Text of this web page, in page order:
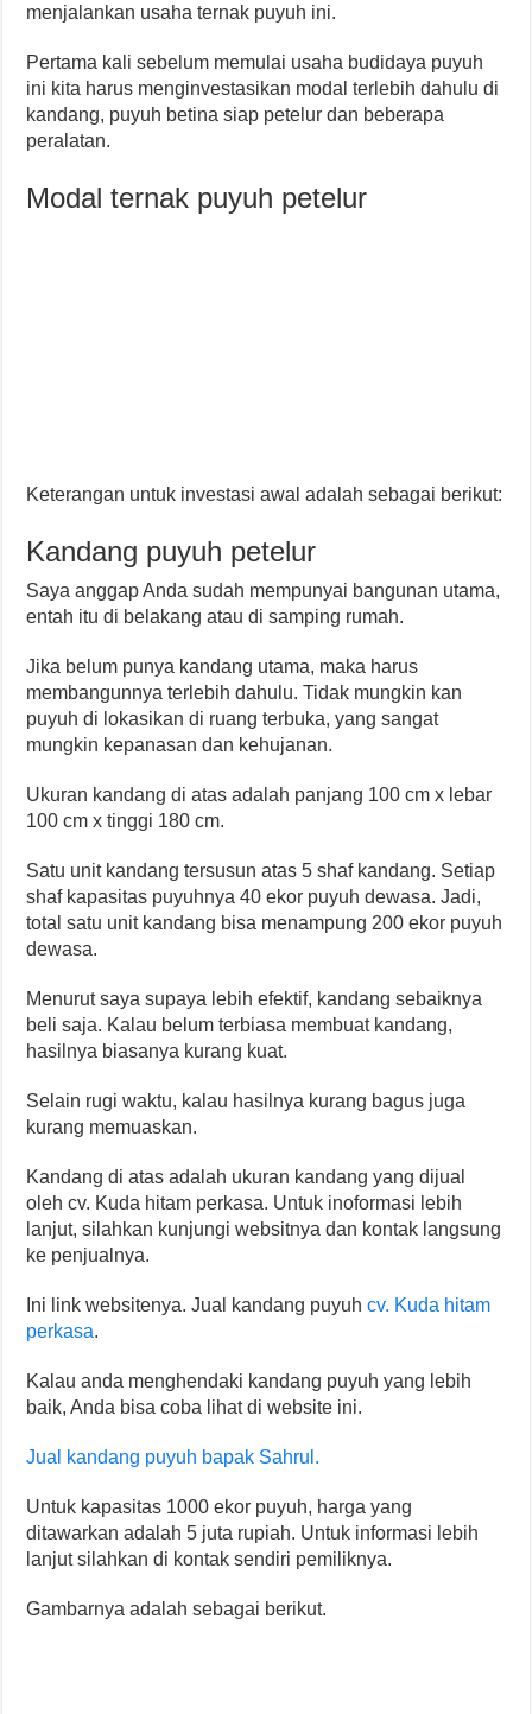
menjalankan usaha ternak puyuh ini.
Pertama kali sebelum memulai usaha budidaya puyuh
ini kita harus menginvestasikan modal terlebih dahulu di
kandang, puyuh betina siap petelur dan beberapa
peralatan.
Modal ternak puyuh petelur
Keterangan untuk investasi awal adalah sebagai berikut:
Kandang puyuh petelur
Saya anggap Anda sudah mempunyai bangunan utama,
entah itu di belakang atau di samping rumah.
Jika belum punya kandang utama, maka harus
membangunnya terlebih dahulu. Tidak mungkin kan
puyuh di lokasikan di ruang terbuka, yang sangat
mungkin kepanasan dan kehujanan.
Ukuran kandang di atas adalah panjang 100 cm x lebar
100 cm x tinggi 180 cm.
Satu unit kandang tersusun atas 5 shaf kandang. Setiap
shaf kapasitas puyuhnya 40 ekor puyuh dewasa. Jadi,
total satu unit kandang bisa menampung 200 ekor puyuh
dewasa.
Menurut saya supaya lebih efektif, kandang sebaiknya
beli saja. Kalau belum terbiasa membuat kandang,
hasilnya biasanya kurang kuat.
Selain rugi waktu, kalau hasilnya kurang bagus juga
kurang memuaskan.
Kandang di atas adalah ukuran kandang yang dijual
oleh cv. Kuda hitam perkasa. Untuk inoformasi lebih
lanjut, silahkan kunjungi websitnya dan kontak langsung
ke penjualnya.
Ini link websitenya. Jual kandang puyuhcv. Kuda hitam
perkasa.
Kalau anda menghendaki kandang puyuh yang lebih
baik, Anda bisa coba lihat di website ini.
Jual kandang puyuh bapak Sahrul.
Untuk kapasitas 1000 ekor puyuh, harga yang
ditawarkan adalah 5 juta rupiah. Untuk informasi lebih
lanjut silahkan di kontak sendiri pemiliknya.
Gambarnya adalah sebagai berikut.